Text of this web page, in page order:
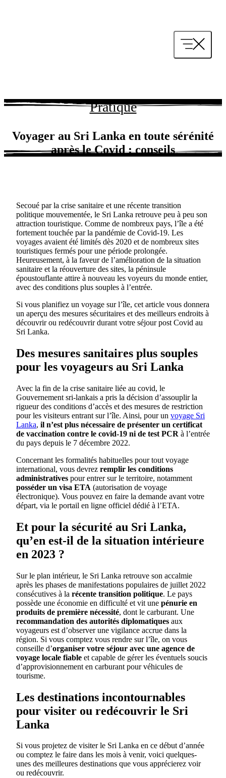
Pratique
Voyager au Sri Lanka en toute sérénité
après le Covid : conseils
Secoué par la crise sanitaire et une récente transition
politique mouvementée, le Sri Lanka retrouve peu à peu son
attraction touristique. Comme de nombreux pays, l’île a été
fortement touchée par la pandémie de Covid-19. Les
voyages avaient été limités dès 2020 et de nombreux sites
touristiques fermés pour une période prolongée.
Heureusement, à la faveur de l’amélioration de la situation
sanitaire et la réouverture des sites, la péninsule
époustouflante attire à nouveau les voyeurs du monde entier,
avec des conditions plus souples à l’entrée.
Si vous planifiez un voyage sur l’île, cet article vous donnera
un aperçu des mesures sécuritaires et des meilleurs endroits à
découvrir ou redécouvrir durant votre séjour post Covid au
Sri Lanka.
Des mesures sanitaires plus souples
pour les voyageurs au Sri Lanka
Avec la fin de la crise sanitaire liée au covid, le
Gouvernement sri-lankais a pris la décision d’assouplir la
rigueur des conditions d’accès et des mesures de restriction
pour les visiteurs entrant sur l’île. Ainsi, pour un voyage Sri
Lanka, il n’est plus nécessaire de présenter un certificat
de vaccination contre le covid-19 ni de test PCR à l’entrée
du pays depuis le 7 décembre 2022.
Concernant les formalités habituelles pour tout voyage
international, vous devrez remplir les conditions
administratives pour entrer sur le territoire, notamment
posséder un visa ETA (autorisation de voyage
électronique). Vous pouvez en faire la demande avant votre
départ, via le portail en ligne officiel dédié à l’ETA.
Et pour la sécurité au Sri Lanka,
qu’en est-il de la situation intérieure
en 2023 ?
Sur le plan intérieur, le Sri Lanka retrouve son accalmie
après les phases de manifestations populaires de juillet 2022
consécutives à la récente transition politique. Le pays
possède une économie en difficulté et vit une pénurie en
produits de première nécessité, dont le carburant. Une
recommandation des autorités diplomatiques aux
voyageurs est d’observer une vigilance accrue dans la
région. Si vous comptez vous rendre sur l’île, on vous
conseille d’organiser votre séjour avec une agence de
voyage locale fiable et capable de gérer les éventuels soucis
d’approvisionnement en carburant pour véhicules de
tourisme.
Les destinations incontournables
pour visiter ou redécouvrir le Sri
Lanka
Si vous projetez de visiter le Sri Lanka en ce début d’année
ou comptez le faire dans les mois à venir, voici quelques-
unes des meilleures destinations que vous apprécierez voir
ou redécouvrir.